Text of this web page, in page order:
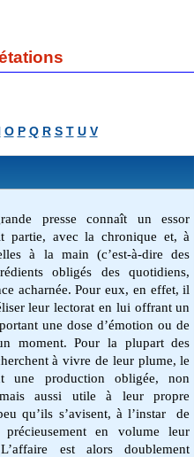
O P Q R S T U V
presse connaît un essor
partie, avec la chronique et, à
à la main (c’est-à-dire des
obligés des quotidiens,
acharnée. Pour eux, en effet, il
leur lectorat en lui offrant un
une dose d’émotion ou de
moment. Pour la plupart des
à vivre de leur plume, le
une production obligée, non
aussi utile à leur propre
qu’ils s’avisent, à l’instar de
en volume leur
est alors doublement